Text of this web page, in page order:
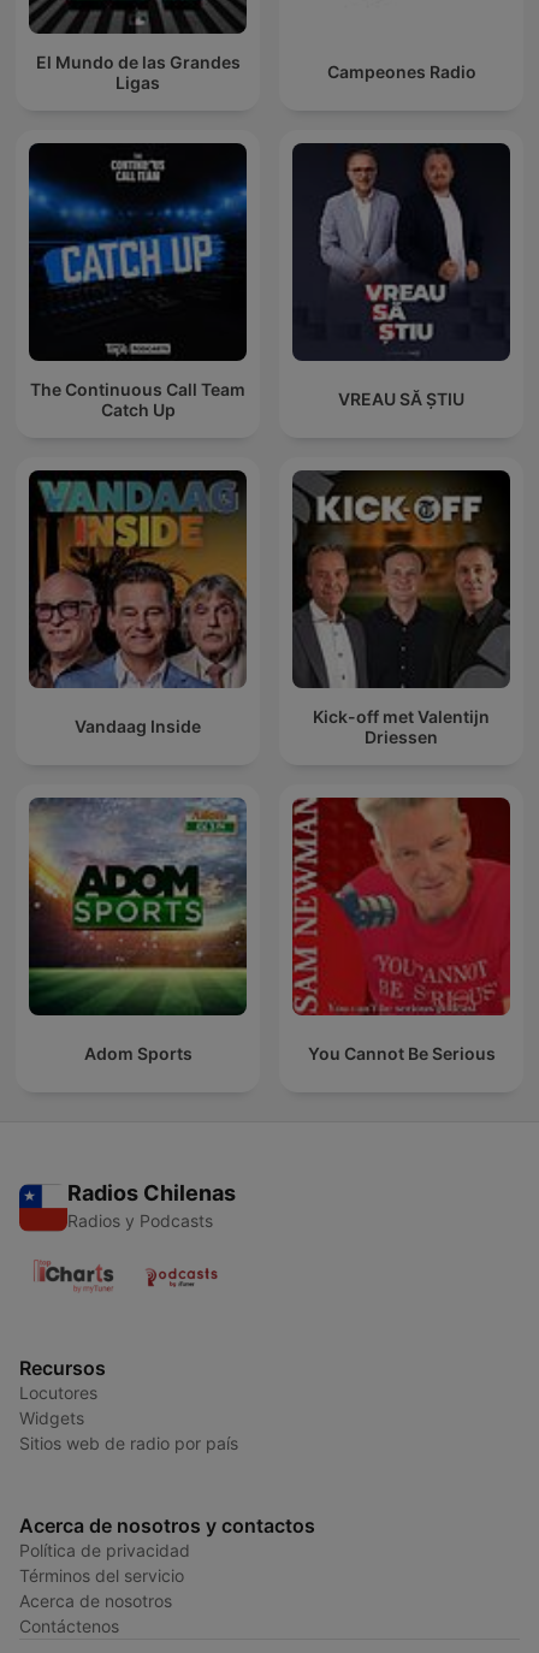
El Mundo de las Grandes
Ligas
Campeones Radio
The Continuous Call Team
Catch Up
VREAU SĂ ȘTIU
Vandaag Inside
Kick-off met Valentijn
Driessen
Adom Sports You Cannot Be Serious
Radios Chilenas
Radios y Podcasts
Recursos
Locutores
Widgets
Sitios web de radio por país
Acerca de nosotros y contactos
Política de privacidad
Términos del servicio
Acerca de nosotros
Contáctenos